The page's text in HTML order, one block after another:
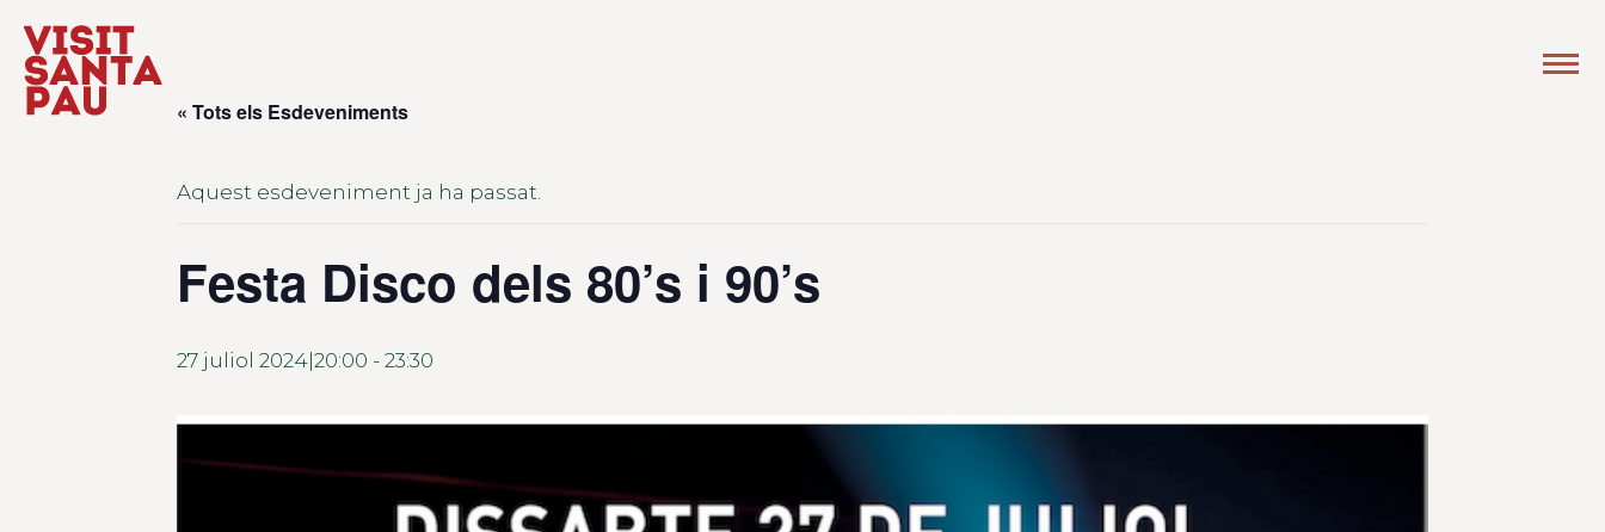
« Tots els Esdeveniments
Aquest esdeveniment ja ha passat.
Festa Disco dels 80’s i 90’s
27 juliol 2024|20:00 - 23:30